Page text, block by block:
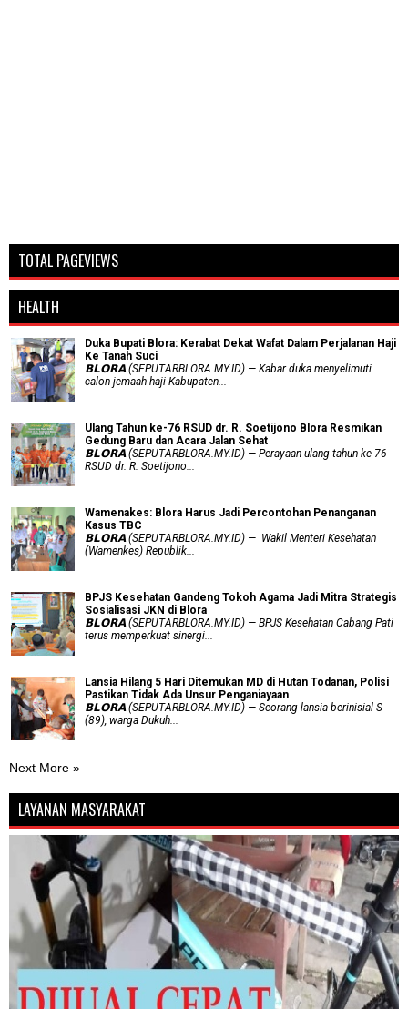
TOTAL PAGEVIEWS
HEALTH
Duka Bupati Blora: Kerabat Dekat Wafat Dalam Perjalanan Haji
Ke Tanah Suci
𝗕𝗟𝗢𝗥𝗔 (SEPUTARBLORA.MY.ID) — Kabar duka menyelimuti
calon jemaah haji Kabupaten...
Ulang Tahun ke-76 RSUD dr. R. Soetijono Blora Resmikan
Gedung Baru dan Acara Jalan Sehat
𝗕𝗟𝗢𝗥𝗔 (SEPUTARBLORA.MY.ID) — Perayaan ulang tahun ke-76
RSUD dr. R. Soetijono...
Wamenakes: Blora Harus Jadi Percontohan Penanganan
Kasus TBC
𝗕𝗟𝗢𝗥𝗔 (SEPUTARBLORA.MY.ID) — Wakil Menteri Kesehatan
(Wamenkes) Republik...
BPJS Kesehatan Gandeng Tokoh Agama Jadi Mitra Strategis
Sosialisasi JKN di Blora
𝗕𝗟𝗢𝗥𝗔 (SEPUTARBLORA.MY.ID) — BPJS Kesehatan Cabang Pati
terus memperkuat sinergi...
Lansia Hilang 5 Hari Ditemukan MD di Hutan Todanan, Polisi
Pastikan Tidak Ada Unsur Penganiayaan
𝗕𝗟𝗢𝗥𝗔 (SEPUTARBLORA.MY.ID) — Seorang lansia berinisial S
(89), warga Dukuh...
Next More »
LAYANAN MASYARAKAT